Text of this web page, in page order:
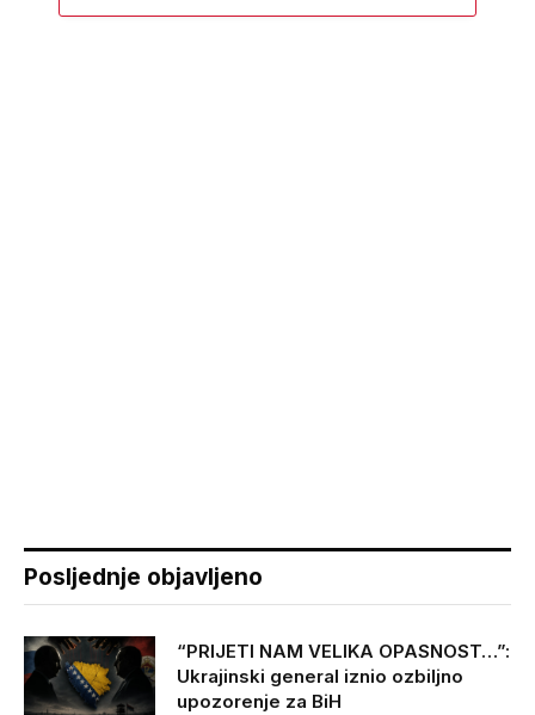
Posljednje objavljeno
“PRIJETI NAM VELIKA OPASNOST…”:
Ukrajinski general iznio ozbiljno
upozorenje za BiH